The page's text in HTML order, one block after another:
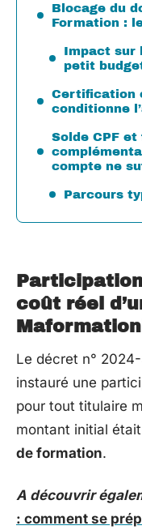
Blocage du
Formation :
Impact sur
petit
Certification
conditionne
Solde CPF
compte ne
Parcours
coût réel
Le décret n°
instauré une
pour tout titulaire
montant initial
de formation.
A découvrir
: comment se